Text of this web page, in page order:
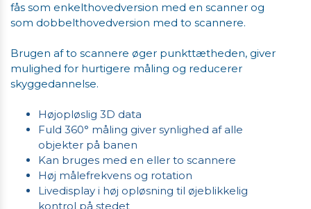
fås som enkelthovedversion med en scanner og
som dobbelthovedversion med to scannere.
Brugen af to scannere øger punkttætheden, giver
mulighed for hurtigere måling og reducerer
skyggedannelse.
Højopløslig 3D data
Fuld 360° måling giver synlighed af alle
objekter på banen
Kan bruges med en eller to scannere
Høj målefrekvens og rotation
Livedisplay i høj opløsning til øjeblikkelig
kontrol på stedet